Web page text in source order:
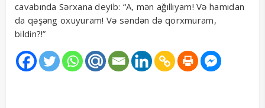
cavabında Sərxana deyib: “A, mən ağıllıyam! Və hamıdan
da qəşəng oxuyuram! Və səndən də qorxmuram,
bildin?!”